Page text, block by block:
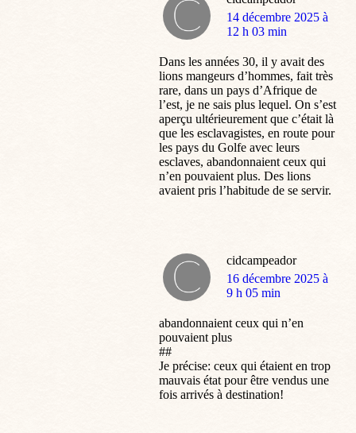
dit
:
14 décembre 2025 à
12 h 03 min
Dans les années 30, il y avait des
lions mangeurs d’hommes, fait très
rare, dans un pays d’Afrique de
l’est, je ne sais plus lequel. On s’est
aperçu ultérieurement que c’était là
que les esclavagistes, en route pour
les pays du Golfe avec leurs
esclaves, abandonnaient ceux qui
n’en pouvaient plus. Des lions
avaient pris l’habitude de se servir.
cidcampeador
dit
:
16 décembre 2025 à
9 h 05 min
abandonnaient ceux qui n’en
pouvaient plus
##
Je précise: ceux qui étaient en trop
mauvais état pour être vendus une
fois arrivés à destination!